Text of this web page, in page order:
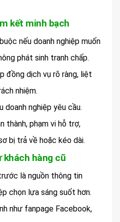
kết minh bạch
nếu doanh nghiệp muốn
phát sinh tranh chấp.
đồng dịch vụ rõ ràng, liệt
nhiệm.
doanh nghiệp yêu cầu.
thành, phạm vi hỗ trợ,
bị trả về hoặc kéo dài.
khách hàng cũ
là nguồn thông tin
chọn lựa sáng suốt hơn.
như fanpage Facebook,